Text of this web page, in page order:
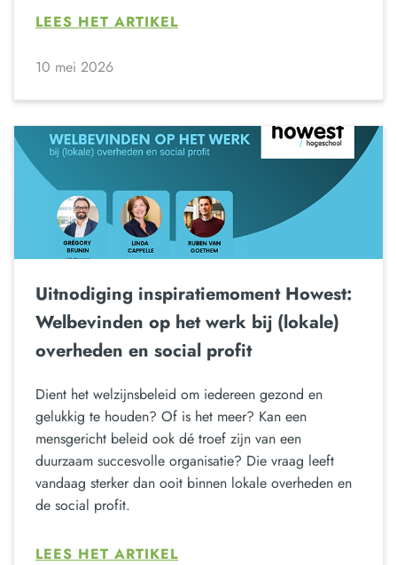
LEES HET ARTIKEL
10 mei 2026
Uitnodiging inspiratiemoment Howest:
Welbevinden op het werk bij (lokale)
overheden en social profit
Dient het welzijnsbeleid om iedereen gezond en
gelukkig te houden? Of is het meer? Kan een
mensgericht beleid ook dé troef zijn van een
duurzaam succesvolle organisatie? Die vraag leeft
vandaag sterker dan ooit binnen lokale overheden en
de social profit.
LEES HET ARTIKEL